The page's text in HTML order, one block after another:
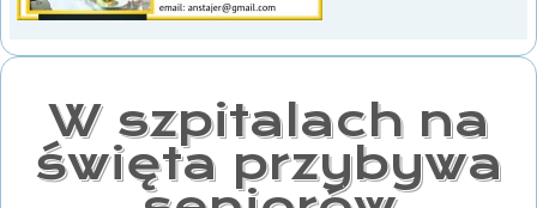
W szpitalach na
święta przybywa